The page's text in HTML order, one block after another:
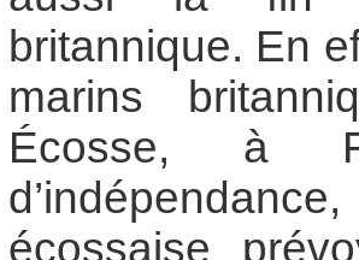
britannique. En
marins
Écosse, à
écossaise